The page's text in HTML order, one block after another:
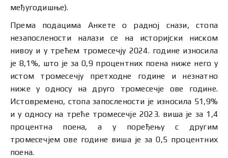
међугодишње).
Према подацима Анкете о радној снази, стопа
незапослености налази се на историјски ниском
нивоу и у трећем тромесечју 2024. године износила
је 8,1%, што је за 0,9 процентних поена ниже него у
истом тромесечју претходне године и незнатно
ниже у односу на друго тромесечје ове године.
Истовремено, стопа запослености је износила 51,9%
и у односу на треће тромесечје 2023. виша је за 1,4
процентна поена, а у поређењу с другим
тромесечјем ове године виша је за 0,5 процентних
поена.